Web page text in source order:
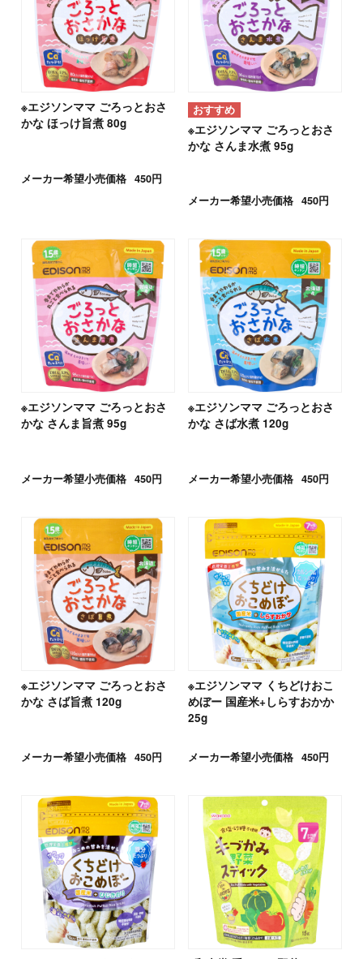
※エジソンママ ごろっとおさ
かな ほっけ旨煮 80g
メーカー希望小売価格 450円
※エジソンママ ごろっとおさ
かな さんま水煮 95g
メーカー希望小売価格 450円
※エジソンママ ごろっとおさ
かな さんま旨煮 95g
メーカー希望小売価格 450円
※エジソンママ ごろっとおさ
かな さば水煮 120g
メーカー希望小売価格 450円
※エジソンママ ごろっとおさ
かな さば旨煮 120g
メーカー希望小売価格 450円
※エジソンママ くちどけおこ
めぼー 国産米+しらすおかか
25g
メーカー希望小売価格 450円